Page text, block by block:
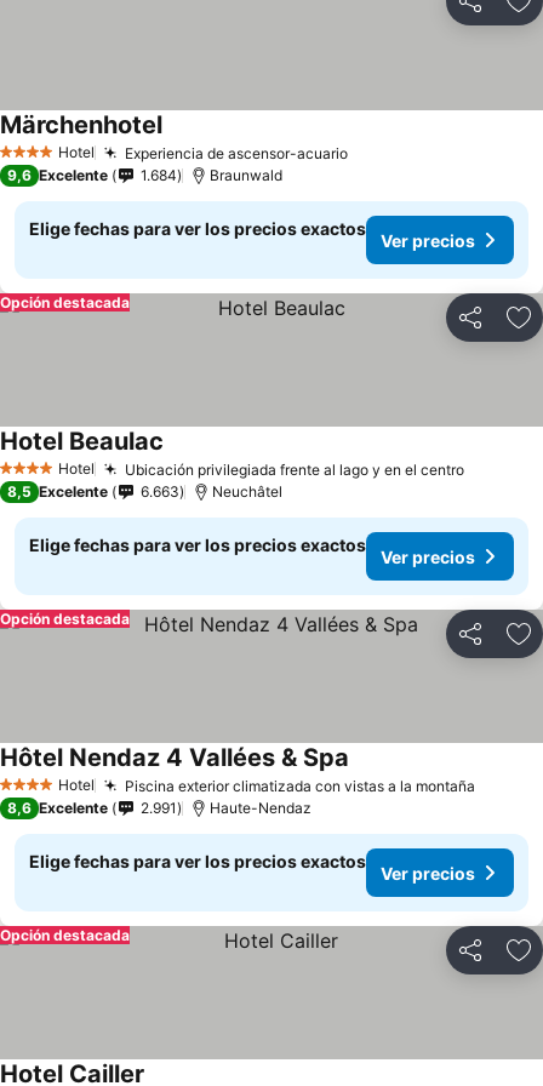
Compartir
4 EstrellasHotel Experiencia de ascensor-acuarioVer precios
MärchenhotelVer precios
9,6 Excelente 1.684 Braunwald
Elige fechas para ver los precios exactos
Ver precios
Compartir
Opción destacada
4 EstrellasHotel Ubicación privilegiada frente al lago y en el centroVer
Hotel Beaulac
8,5 Excelente 6.663 Neuchâtel
Elige fechas para ver los precios exactos
Ver precios
Compartir
Opción destacada
4 EstrellasHotel Piscina exterior climatizada con vistas a la montaña
Hôtel Nendaz 4 Vallées & Spa
8,6 Excelente 2.991 Haute-Nendaz
Elige fechas para ver los precios exactos
Ver precios
Compartir
Opción destacada
Hotel Cailler